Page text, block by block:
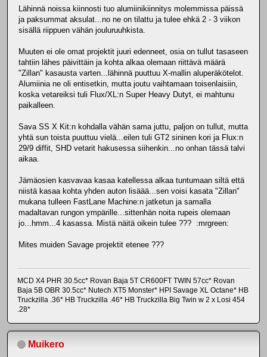
Lähinnä noissa kiinnosti tuo alumiinikiinnitys molemmissa päissä
ja paksummat aksulat...no ne on tilattu ja tulee ehkä 2 - 3 viikon
sisällä riippuen vähän jouluruuhkista.
Muuten ei ole omat projektit juuri edenneet, osia on tullut tasaseen
tahtiin lähes päivittäin ja kohta alkaa olemaan riittävä määrä
"Zillan" kasausta varten...lähinnä puuttuu X-mallin aluperäkötelot.
Alumiinia ne oli entisetkin, mutta joutu vaihtamaan toisenlaisiin,
koska vetareiksi tuli Flux/XL:n Super Heavy Dutyt, ei mahtunu
paikalleen.
Sava SS X Kit:n kohdalla vähän sama juttu, paljon on tullut, mutta
yhtä sun toista puuttuu vielä...eilen tuli GT2 sininen kori ja Flux:n
29/9 diffit, SHD vetarit hakusessa siihenkin...no onhan tässä talvi
aikaa.
Jämäosien kasvavaa kasaa katellessa alkaa tuntumaan siltä että
niistä kasaa kohta yhden auton lisäää...sen voisi kasata "Zillan"
mukana tulleen FastLane Machine:n jatketun ja samalla
madaltavan rungon ympärille...sittenhän noita rupeis olemaan
jo...hmm...4 kasassa. Mistä näitä oikein tulee ??? :mrgreen:
Mites muiden Savage projektit etenee ???
MCD X4 PHR 30.5cc* Rovan Baja 5T CR600FT TWIN 57cc* Rovan
Baja 5B OBR 30.5cc* Nutech XT5 Monster* HPI Savage XL Octane* HB
Truckzilla .36* HB Truckzilla .46* HB Truckzilla Big Twin w 2 x Losi 454
.28*
Muikero